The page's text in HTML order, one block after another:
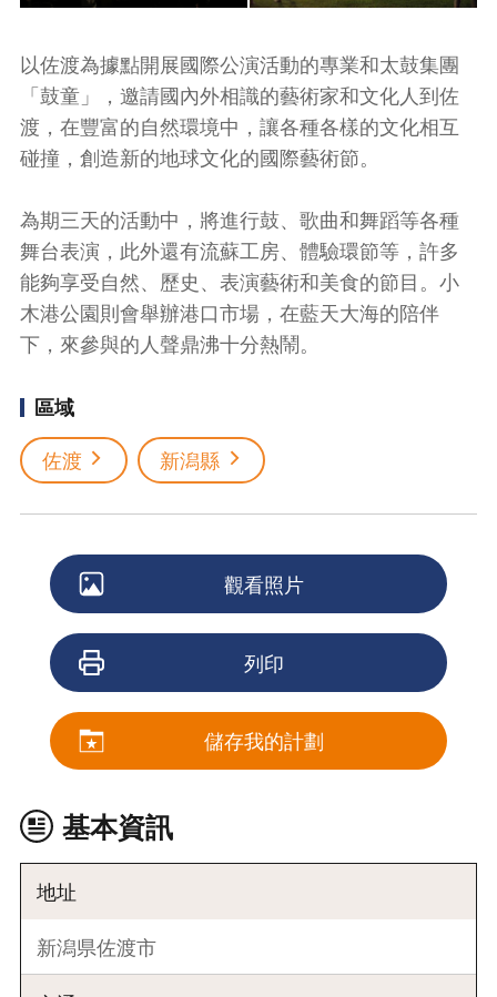
以佐渡為據點開展國際公演活動的專業和太鼓集團
「鼓童」，邀請國內外相識的藝術家和文化人到佐
渡，在豐富的自然環境中，讓各種各樣的文化相互
碰撞，創造新的地球文化的國際藝術節。
為期三天的活動中，將進行鼓、歌曲和舞蹈等各種
舞台表演，此外還有流蘇工房、體驗環節等，許多
能夠享受自然、歷史、表演藝術和美食的節目。小
木港公園則會舉辦港口市場，在藍天大海的陪伴
下，來參與的人聲鼎沸十分熱鬧。
區域
佐渡
新潟縣
觀看照片
列印
儲存我的計劃
基本資訊
地址
新潟県佐渡市